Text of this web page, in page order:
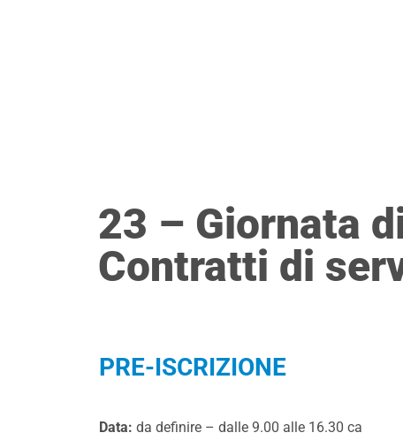
23 – Giornata
Contratti di
PRE-ISCRIZIONE
Data: da definire – dalle 9.00 alle 16.30 ca